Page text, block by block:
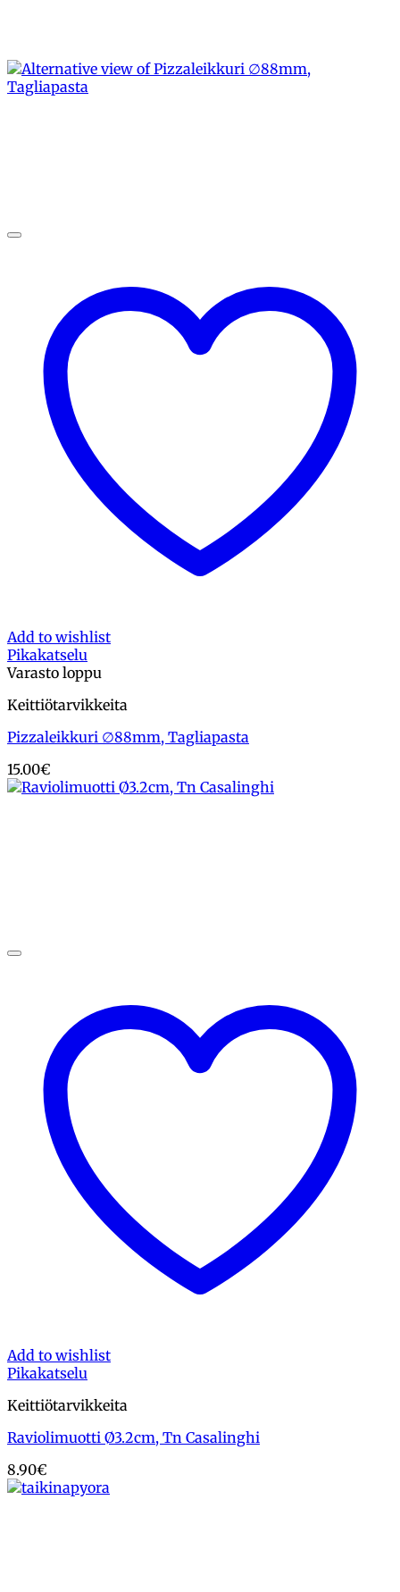
Add to wishlist
Pikakatselu
Varasto loppu
Keittiötarvikkeita
Pizzaleikkuri ∅88mm, Tagliapasta
15.00€
Add to wishlist
Pikakatselu
Keittiötarvikkeita
Raviolimuotti Ø3.2cm, Tn Casalinghi
8.90€